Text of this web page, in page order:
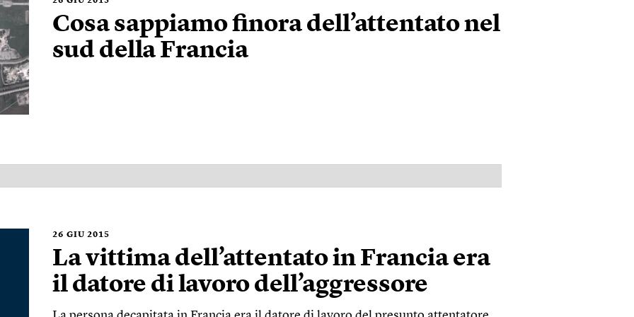
Cosa sappiamo finora dell’attentato nel
sud della Francia
26 GIU 2015
La vittima dell’attentato in Francia era
il datore di lavoro dell’aggressore